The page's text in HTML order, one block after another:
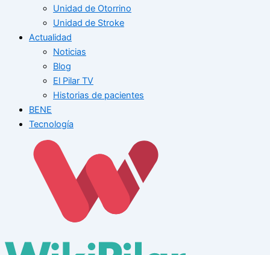
Unidad de Otorrino
Unidad de Stroke
Actualidad
Noticias
Blog
El Pilar TV
Historias de pacientes
BENE
Tecnología